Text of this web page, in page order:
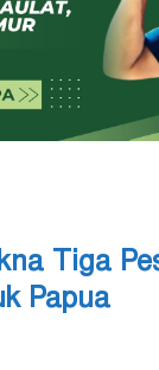
Tiga
Papua